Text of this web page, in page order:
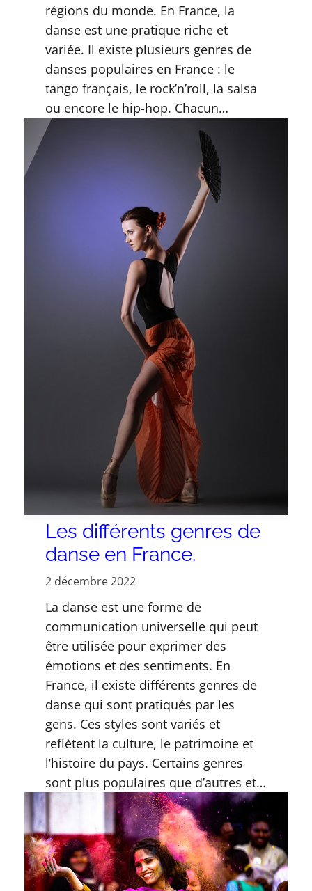
régions du monde. En France, la
danse est une pratique riche et
variée. Il existe plusieurs genres de
danses populaires en France : le
tango français, le rock’n’roll, la salsa
ou encore le hip-hop. Chacun…
Les différents genres de
danse en France.
2 décembre 2022
La danse est une forme de
communication universelle qui peut
être utilisée pour exprimer des
émotions et des sentiments. En
France, il existe différents genres de
danse qui sont pratiqués par les
gens. Ces styles sont variés et
reflètent la culture, le patrimoine et
l’histoire du pays. Certains genres
sont plus populaires que d’autres et…